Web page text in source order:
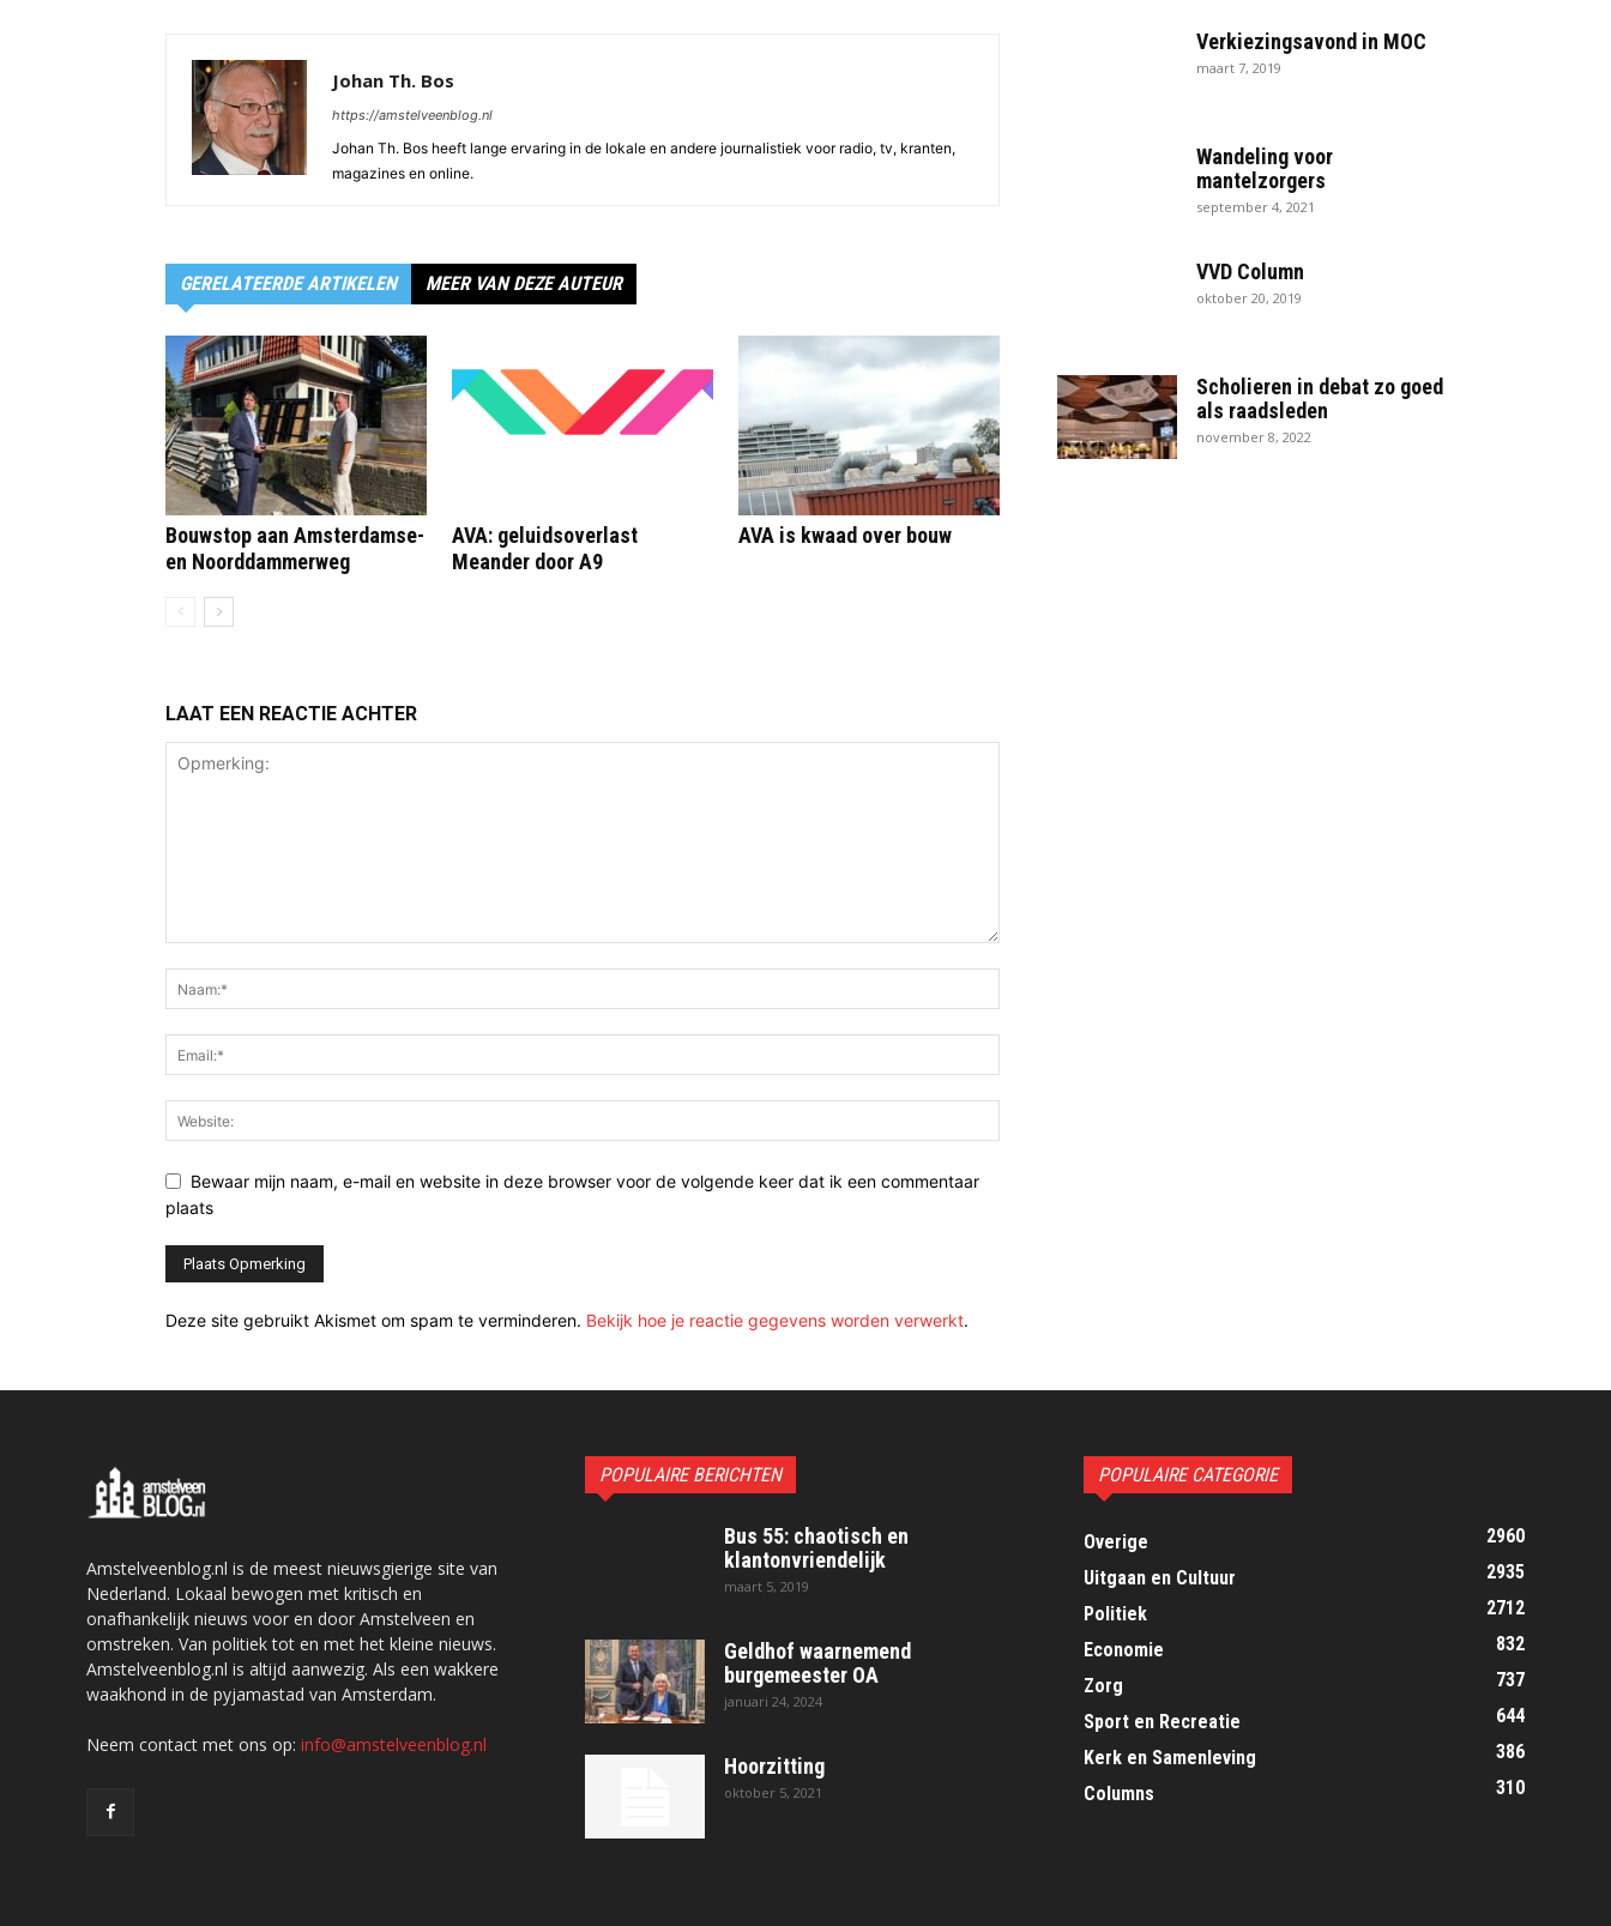
Johan Th. Bos
https://amstelveenblog.nl
Johan Th. Bos heeft lange ervaring in de lokale en andere journalistiek voor radio, tv, kranten,
magazines en online.
GERELATEERDE ARTIKELEN MEER VAN DEZE AUTEUR
Bouwstop aan Amsterdamse-
en Noorddammerweg
AVA: geluidsoverlast
Meander door A9
AVA is kwaad over bouw
LAAT EEN REACTIE ACHTER
Bewaar mijn naam, e-mail en website in deze browser voor de volgende keer dat ik een commentaar
plaats
Deze site gebruikt Akismet om spam te verminderen. Bekijk hoe je reactie gegevens worden verwerkt.
Verkiezingsavond in MOC
maart 7, 2019
Wandeling voor
mantelzorgers
september 4, 2021
VVD Column
oktober 20, 2019
Scholieren in debat zo goed
als raadsleden
november 8, 2022
Amstelveenblog.nl is de meest nieuwsgierige site van
Nederland. Lokaal bewogen met kritisch en
onafhankelijk nieuws voor en door Amstelveen en
omstreken. Van politiek tot en met het kleine nieuws.
Amstelveenblog.nl is altijd aanwezig. Als een wakkere
waakhond in de pyjamastad van Amsterdam.
Neem contact met ons op: info@amstelveenblog.nl
POPULAIRE BERICHTEN
Bus 55: chaotisch en
klantonvriendelijk
maart 5, 2019
Geldhof waarnemend
burgemeester OA
januari 24, 2024
Hoorzitting
oktober 5, 2021
POPULAIRE CATEGORIE
Overige
2960
Uitgaan en Cultuur
2935
Politiek
2712
Economie
832
Zorg
737
Sport en Recreatie
644
Kerk en Samenleving
386
Columns
310